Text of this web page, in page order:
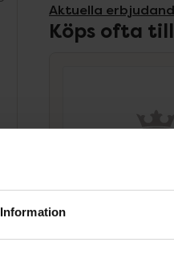
Information
Aktuella
Köps ofta
Parodontax